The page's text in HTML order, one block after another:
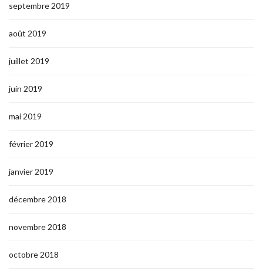
septembre 2019
août 2019
juillet 2019
juin 2019
mai 2019
février 2019
janvier 2019
décembre 2018
novembre 2018
octobre 2018